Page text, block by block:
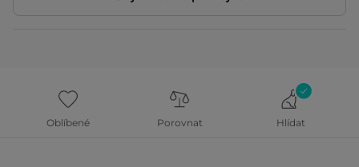
Oblíbené Porovnat Hlídat